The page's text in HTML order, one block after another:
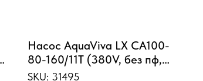
Насос AquaViva LX CA100-
80-160/11T (380V, без пф,
140m3/h*20m, 11kW)
SKU: 31495